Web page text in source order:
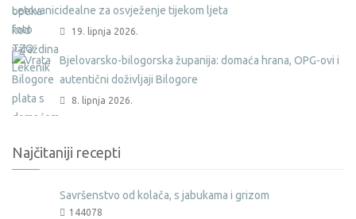
idealne za osvježenje tijekom ljeta
19. lipnja 2026.
Bjelovarsko-bilogorska županija: domaća hrana, OPG-ovi i
autentični doživljaji Bilogore
8. lipnja 2026.
Najčitaniji recepti
Savršenstvo od kolača, s jabukama i grizom
144078